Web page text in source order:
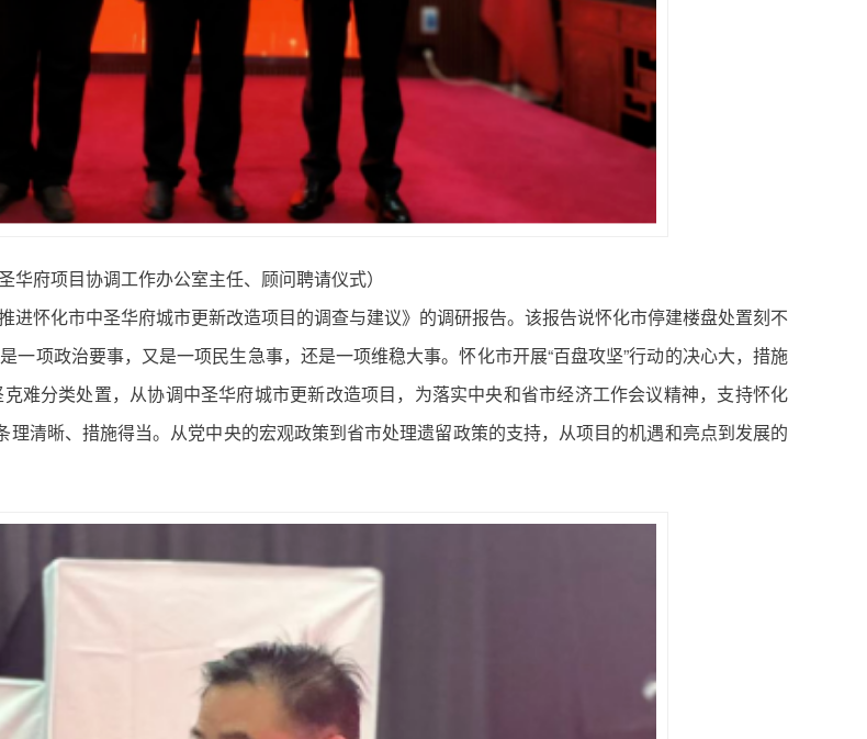
华府项目协调工作办公室主任、顾问聘请仪式）
怀化市中圣华府城市更新改造项目的调查与建议》的调研报告。该报告说怀化市停建楼盘处置刻不
项政治要事，又是一项民生急事，还是一项维稳大事。怀化市开展“百盘攻坚”行动的决心大，措施
难分类处置，从协调中圣华府城市更新改造项目，为落实中央和省市经济工作会议精神，支持怀化
清晰、措施得当。从党中央的宏观政策到省市处理遗留政策的支持，从项目的机遇和亮点到发展的